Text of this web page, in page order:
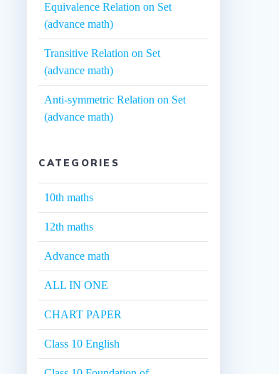
Equivalence Relation on Set
(advance math)
Transitive Relation on Set
(advance math)
Anti-symmetric Relation on Set
(advance math)
CATEGORIES
10th maths
12th maths
Advance math
ALL IN ONE
CHART PAPER
Class 10 English